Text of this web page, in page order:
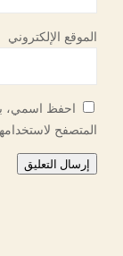
الموقع الإلكتروني
احفظ اسمي،
المتصفح
إرسال التعليق